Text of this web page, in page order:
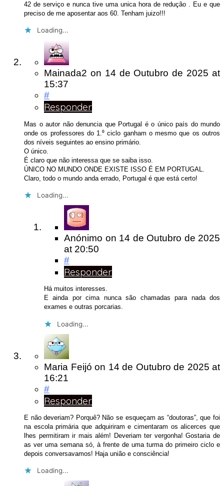
42 de serviço e nunca tive uma unica hora de redução . Eu e que
preciso de me aposentar aos 60. Tenham juizo!!!
Loading...
Mainada2 on 14 de Outubro de 2025at
15:37
#
Responder
Mas o autor não denuncia que Portugal é o único país do mundo
onde os professores do 1.⁰ ciclo ganham o mesmo que os outros
dos níveis seguintes ao ensino primário.
O único.
É claro que não interessa que se saiba isso.
ÚNICO NO MUNDO ONDE EXISTE ISSO É EM PORTUGAL.
Claro, todo o mundo anda errado, Portugal é que está certo!
Loading...
Anónimo on 14 de Outubro de 2025
at 20:50
#
Responder
Há muitos interesses.
E ainda por cima nunca são chamadas para nada dos
exames e outras porcarias.
Loading...
Maria Feijó on 14 de Outubro de 2025 at
16:21
#
Responder
E não deveriam? Porquê? Não se esqueçam as “doutoras”, que foi
na escola primária que adquiriram e cimentaram os alicerces que
lhes permitiram ir mais além! Deveriam ter vergonha! Gostaria de
as ver uma semana só, à frente de uma turma do primeiro ciclo e
depois conversavamos! Haja união e consciência!
Loading...